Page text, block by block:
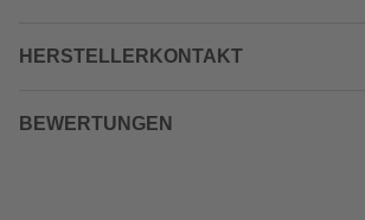
HERSTELLERKONTAKT
BEWERTUNGEN